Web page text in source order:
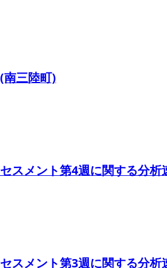
三陸町)
スメント第4週に関する分析
スメント第3週に関する分析